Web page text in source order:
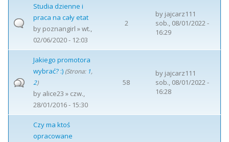
Studia dzienne i
praca na cały etat
by poznangirl » wt.,
02/06/2020 - 12:03
2
by jajcarz111
sob., 08/01/2022 -
16:29
Jakiego promotora
wybrać? :) (Strona: 1,
2)
by alice23 » czw.,
28/01/2016 - 15:30
58
by jajcarz111
sob., 08/01/2022 -
16:28
Czy ma ktoś
opracowane